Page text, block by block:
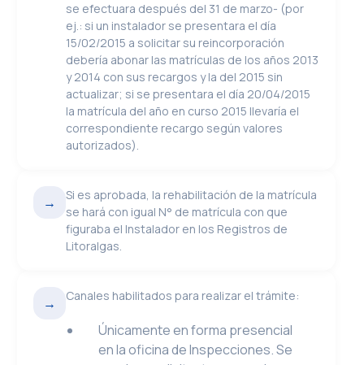
se efectuara después del 31 de marzo- (por
ej.: si un instalador se presentara el día
15/02/2015 a solicitar su reincorporación
debería abonar las matrículas de los años 2013
y 2014 con sus recargos y la del 2015 sin
actualizar; si se presentara el día 20/04/2015
la matrícula del año en curso 2015 llevaría el
correspondiente recargo según valores
autorizados).
→
Si es aprobada, la rehabilitación de la matrícula
se hará con igual N° de matrícula con que
figuraba el Instalador en los Registros de
Litoralgas.
→ Canales habilitados para realizar el trámite:
Únicamente en forma presencial
en la oficina de Inspecciones. Se